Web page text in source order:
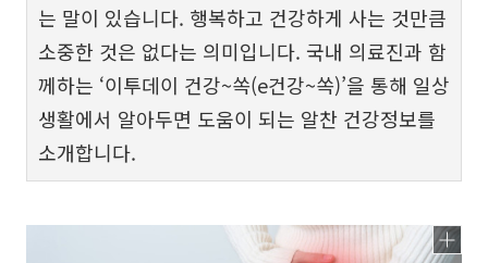
는 말이 있습니다. 행복하고 건강하게 사는 것만큼
소중한 것은 없다는 의미입니다. 국내 의료진과 함
께하는 ‘이투데이 건강~쏙(e건강~쏙)’을 통해 일상
생활에서 알아두면 도움이 되는 알찬 건강정보를
소개합니다.